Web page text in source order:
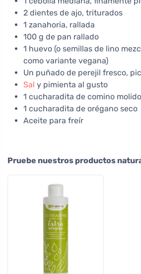
2 dientes de ajo, triturados
1 zanahoria, rallada
100 g de pan rallado
1 huevo (o semillas de lino
como variante vegana)
Un puñado de perejil fresco,
Sal y pimienta al gusto
1 cucharadita de comino molido
1 cucharadita de orégano seco
Aceite para freír
Pruebe nuestros productos